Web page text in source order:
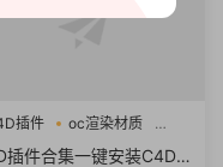
插件
oc渲染材质
体
插件合集一键安装C4D粒